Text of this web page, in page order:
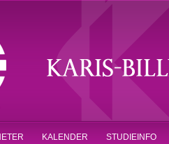
KALENDER STUDIEINFO